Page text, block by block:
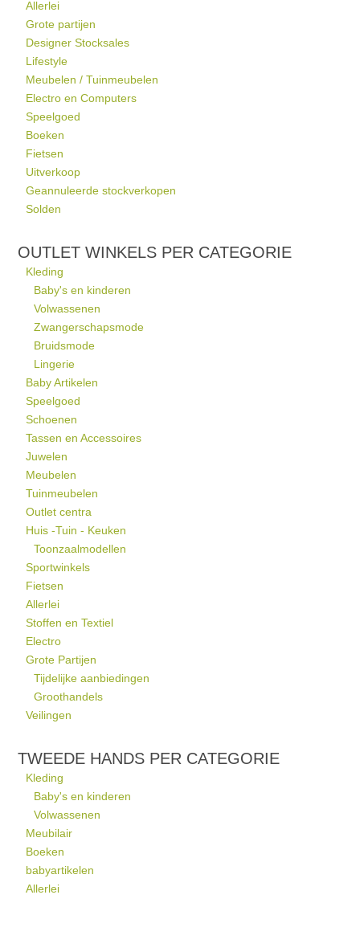
Allerlei
Grote partijen
Designer Stocksales
Lifestyle
Meubelen / Tuinmeubelen
Electro en Computers
Speelgoed
Boeken
Fietsen
Uitverkoop
Geannuleerde stockverkopen
Solden
OUTLET WINKELS PER CATEGORIE
Kleding
Baby's en kinderen
Volwassenen
Zwangerschapsmode
Bruidsmode
Lingerie
Baby Artikelen
Speelgoed
Schoenen
Tassen en Accessoires
Juwelen
Meubelen
Tuinmeubelen
Outlet centra
Huis -Tuin - Keuken
Toonzaalmodellen
Sportwinkels
Fietsen
Allerlei
Stoffen en Textiel
Electro
Grote Partijen
Tijdelijke aanbiedingen
Groothandels
Veilingen
TWEEDE HANDS PER CATEGORIE
Kleding
Baby's en kinderen
Volwassenen
Meubilair
Boeken
babyartikelen
Allerlei